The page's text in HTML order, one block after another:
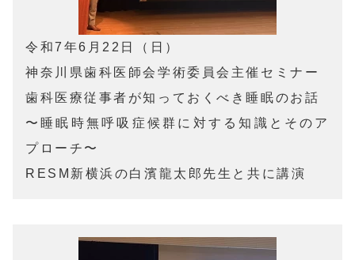
令和7年6月22日（日）
神奈川県歯科医師会学術委員会主催セミナー
歯科医療従事者が知っておくべき睡眠のお話
〜睡眠時無呼吸症候群に対する知識とそのア
プローチ〜
RESM新横浜の白濱龍太郎先生と共に講演